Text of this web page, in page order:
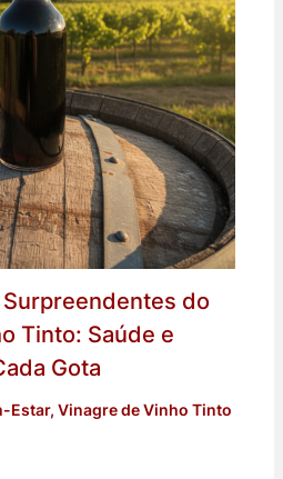
do
Tinto: Saúde e
Gota
Estar, Vinagre de Vinho Tinto